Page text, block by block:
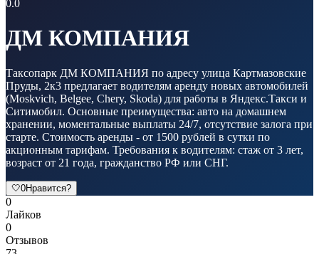
0.0
ДМ КОМПАНИЯ
Таксопарк ДМ КОМПАНИЯ по адресу улица Картмазовские
Пруды, 2к3 предлагает водителям аренду новых автомобилей
(Moskvich, Belgee, Chery, Skoda) для работы в Яндекс.Такси и
Ситимобил. Основные преимущества: авто на домашнем
хранении, моментальные выплаты 24/7, отсутствие залога при
старте. Стоимость аренды - от 1500 рублей в сутки по
акционным тарифам. Требования к водителям: стаж от 3 лет,
возраст от 21 года, гражданство РФ или СНГ.
🤍0Нравится?
0
Лайков
0
Отзывов